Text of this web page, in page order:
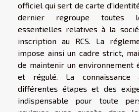
officiel qui sert de carte
dernier regroupe toutes
essentielles relatives à la
inscription au RCS. La
impose ainsi un cadre strict,
de maintenir un environnement
et régulé. La connaissance
différentes étapes et des
indispensable pour toute